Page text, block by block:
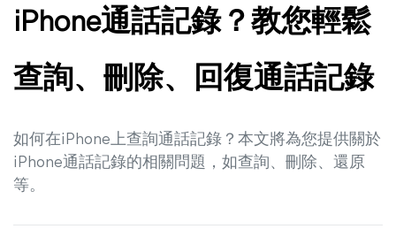
iPhone通話記錄？教您輕鬆
查詢、刪除、回復通話記錄
如何在iPhone上查詢通話記錄？本文將為您提供關於
iPhone通話記錄的相關問題，如查詢、刪除、還原
等。